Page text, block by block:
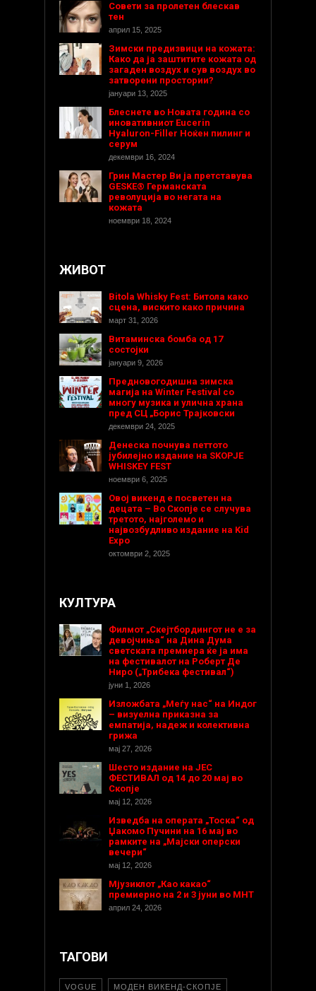
Совети за пролетен блескав
тен
април 15, 2025
Зимски предизвици на кожата:
Како да ја заштитите кожата од
загаден воздух и сув воздух во
затворени простории?
јануари 13, 2025
Блеснете во Новата година со
иновативниот Eucerin
Hyaluron-Filler Ноќен пилинг и
серум
декември 16, 2024
Грин Мастер Ви ја претставува
GESKE® Германската
револуција во негата на
кожата
ноември 18, 2024
ЖИВОТ
Bitola Whisky Fest: Битола како
сцена, вискито како причина
март 31, 2026
Витаминска бомба од 17
состојки
јануари 9, 2026
Предновогодишнa зимска
магија на Winter Festival со
многу музика и улична храна
пред СЦ „Борис Трајковски
декември 24, 2025
Денеска почнува петтото
јубилејно издание на SKOPJE
WHISKEY FEST
ноември 6, 2025
Овој викенд е посветен на
децата – Во Скопје се случува
третото, најголемо и
највозбудливо издание на Kid
Expo
октомври 2, 2025
КУЛТУРА
Филмот „Скејтбордингот не е за
девојчиња“ на Дина Дума
светската премиера ќе ја има
на фестивалот на Роберт Де
Ниро („Трибека фестивал“)
јуни 1, 2026
Изложбата „Меѓу нас“ на Индог
– визуелна приказна за
емпатија, надеж и колективна
грижа
мај 27, 2026
Шесто издание на ЈЕС
ФЕСТИВАЛ од 14 до 20 мај во
Скопје
мај 12, 2026
Изведба на операта „Тоска“ од
Џакомо Пучини на 16 мај во
рамките на „Мајски оперски
вечери“
мај 12, 2026
Мјузиклот „Као какао“
премиерно на 2 и 3 јуни во МНТ
април 24, 2026
ТАГОВИ
VOGUE МОДЕН ВИКЕНД-СКОПЈЕ